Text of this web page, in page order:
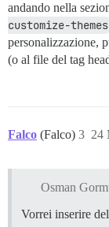
andando nella
customize-themes
personalizzazione,
(o al file del tag
Falco (Falco) 24
3
Osman
Vorrei inserire